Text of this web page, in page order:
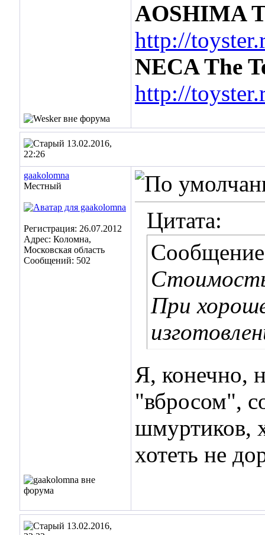
AOSHIMA
http://
NECA The
http://
13.02.2016,
22:26
gaakolomna
Местный
Регистрация: 26.07.2012
Адрес: Коломна,
Московская область
Сообщений: 502
Цитата:
Стоимость
При
Я, конечно,
"вбросом",
шмуртиков,
хотеть не
13.02.2016,